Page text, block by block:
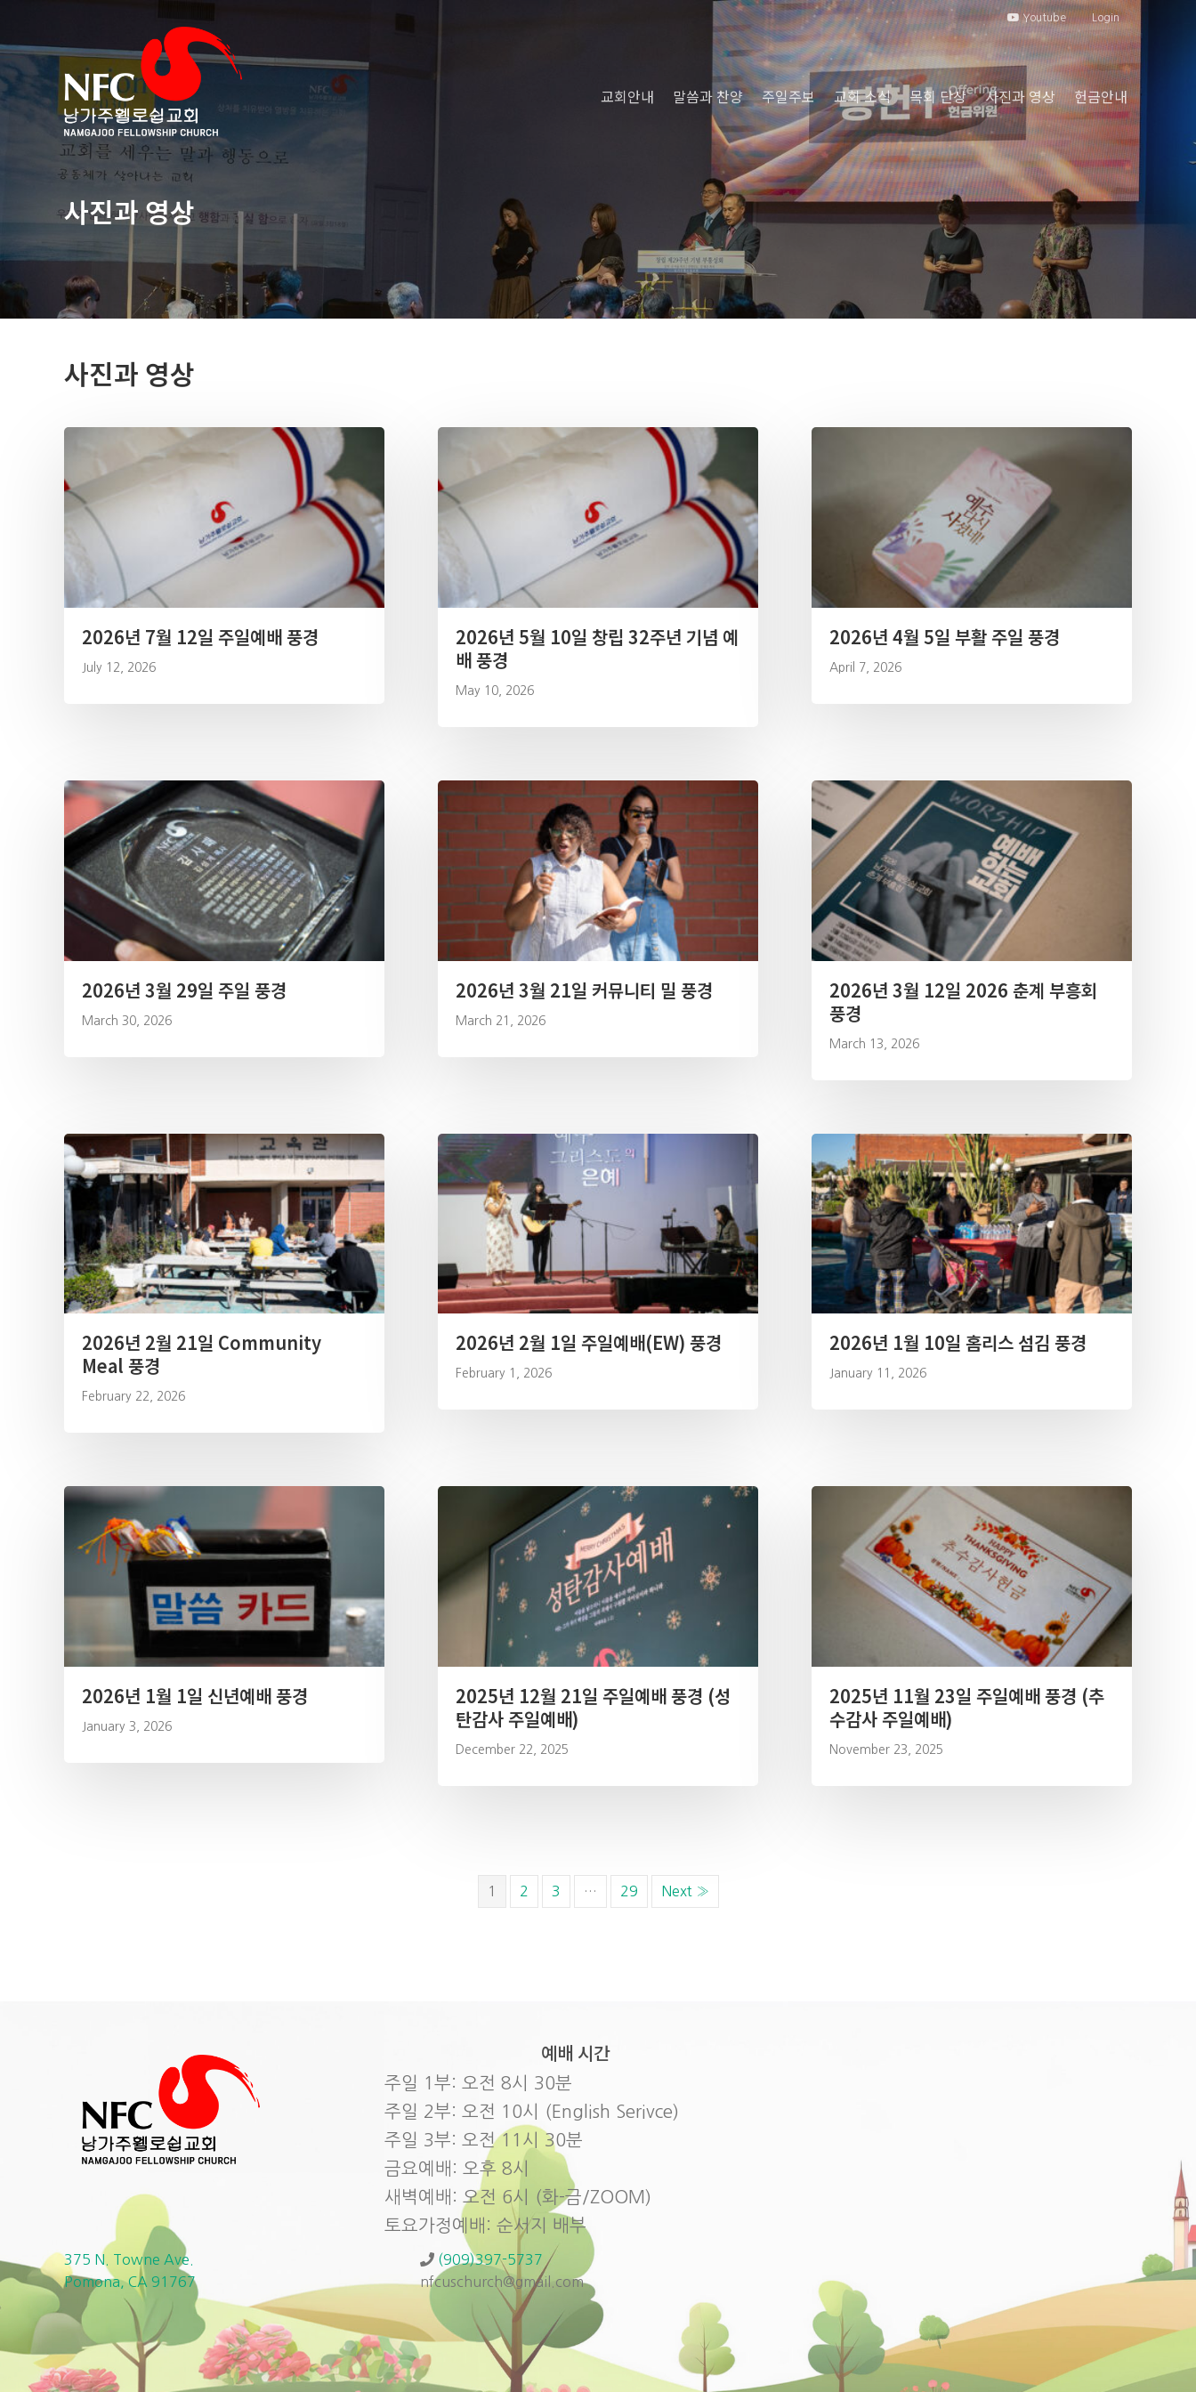
Youtube Login
교회안내 말씀과 찬양 주일주보 교회 소식 목회 단상 사진과 영상 헌금안내
사진과 영상
사진과 영상
2026년 7월 12일 주일예배 풍경
July 12, 2026
2026년 5월 10일 창립 32주년 기념 예
배 풍경
May 10, 2026
2026년 4월 5일 부활 주일 풍경
April 7, 2026
2026년 3월 29일 주일 풍경
March 30, 2026
2026년 3월 21일 커뮤니티 밀 풍경
March 21, 2026
2026년 3월 12일 2026 춘계 부흥회
풍경
March 13, 2026
2026년 2월 21일 Community
Meal 풍경
February 22, 2026
2026년 2월 1일 주일예배(EW) 풍경
February 1, 2026
2026년 1월 10일 홈리스 섬김 풍경
January 11, 2026
2026년 1월 1일 신년예배 풍경
January 3, 2026
2025년 12월 21일 주일예배 풍경 (성
탄감사 주일예배)
December 22, 2025
2025년 11월 23일 주일예배 풍경 (추
수감사 주일예배)
November 23, 2025
1 2 3 … 29 Next »
예배 시간
주일 1부: 오전 8시 30분
주일 2부: 오전 10시 (English Serivce)
주일 3부: 오전 11시 30분
금요예배: 오후 8시
새벽예배: 오전 6시 (화-금/ZOOM)
토요가정예배: 순서지 배부
375 N. Towne Ave.
Pomona, CA 91767
(909)397-5737
nfcuschurch@gmail.com